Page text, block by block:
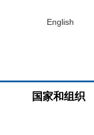
English
国家和组织